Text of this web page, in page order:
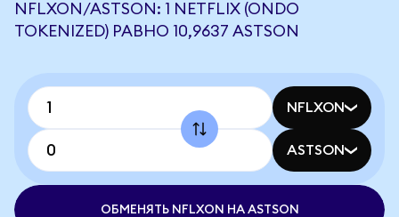
NFLXON/ASTSON: 1 NETFLIX (ONDO
TOKENIZED) РАВНО 10,9637 ASTSON
NFLXON
ASTSON
ОБМЕНЯТЬ NFLXON НА ASTSON